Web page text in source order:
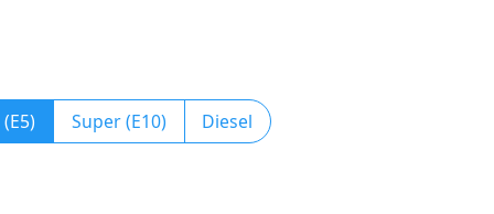
Super (E10) Diesel